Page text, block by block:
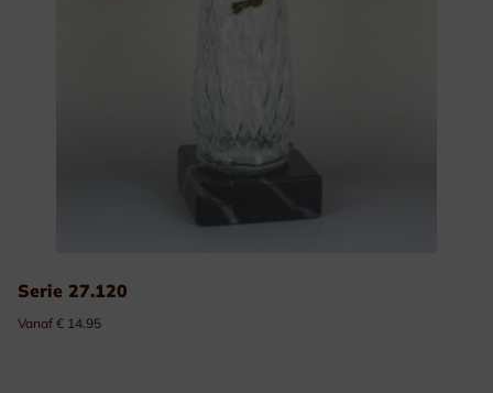
Serie 27.120
Vanaf € 14.95